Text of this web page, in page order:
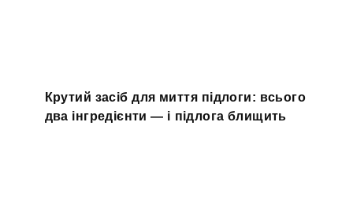
Крутий засіб для миття підлоги: всього
два інгредієнти — і підлога блищить